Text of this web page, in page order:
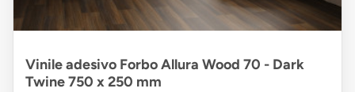
Vinile adesivo Forbo Allura Wood 70 - Dark
Twine 750 x 250 mm